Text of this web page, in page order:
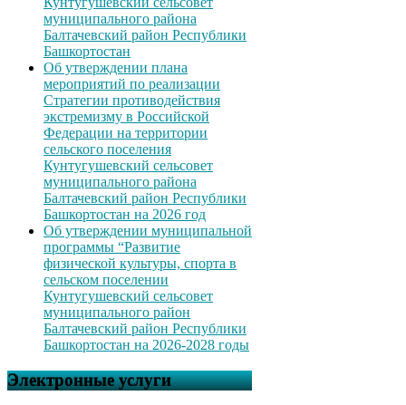
муниципального района
Балтачевский район Республики
Башкортостан
Об утверждении плана
мероприятий по реализации
Стратегии противодействия
экстремизму в Российской
Федерации на территории
сельского поселения
Кунтугушевский сельсовет
муниципального района
Балтачевский район Республики
Башкортостан на 2026 год
Об утверждении муниципальной
программы “Развитие
физической культуры, спорта в
сельском поселении
Кунтугушевский сельсовет
муниципального район
Балтачевский район Республики
Башкортостан на 2026-2028 годы
Электронные услуги